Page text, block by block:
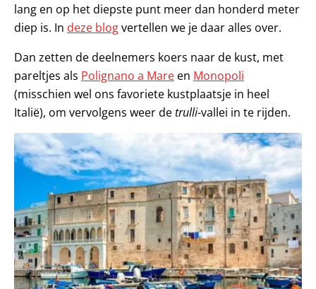
lang en op het diepste punt meer dan honderd meter
diep is. In deze blogvertellen we je daar alles over.
Dan zetten de deelnemers koers naar de kust, met
pareltjes als Polignano a Mare en Monopoli
(misschien wel ons favoriete kustplaatsje in heel
Italië), om vervolgens weer detrulli-vallei in te rijden.